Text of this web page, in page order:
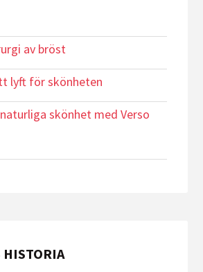
av bröst
lyft för skönheten
skönhet med Verso
HISTORIA